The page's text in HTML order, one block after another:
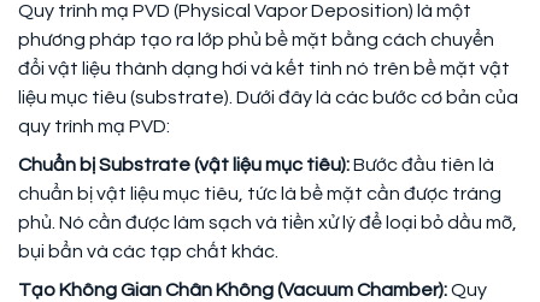
Quy trình mạ PVD (Physical Vapor Deposition) là một
phương pháp tạo ra lớp phủ bề mặt bằng cách chuyển
đổi vật liệu thành dạng hơi và kết tinh nó trên bề mặt vật
liệu mục tiêu (substrate). Dưới đây là các bước cơ bản của
quy trình mạ PVD:
Chuẩn bị Substrate (vật liệu mục tiêu):Bước đầu tiên là
chuẩn bị vật liệu mục tiêu, tức là bề mặt cần được tráng
phủ. Nó cần được làm sạch và tiền xử lý để loại bỏ dầu mỡ,
bụi bẩn và các tạp chất khác.
Tạo Không Gian Chân Không (Vacuum Chamber):Quy